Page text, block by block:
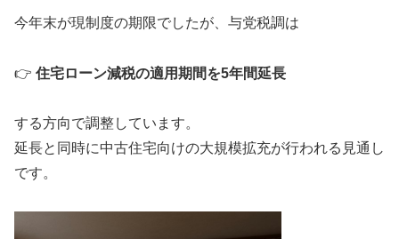
今年末が現制度の期限でしたが、与党税調は
👉 住宅ローン減税の適用期間を5年間延長
する方向で調整しています。
延長と同時に中古住宅向けの大規模拡充が行われる見通し
です。